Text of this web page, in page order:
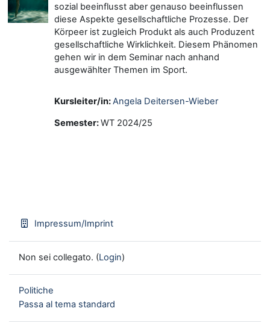
sozial beeinflusst aber genauso beeinflussen
diese Aspekte gesellschaftliche Prozesse. Der
Körpeer ist zugleich Produkt als auch Produzent
gesellschaftliche Wirklichkeit. Diesem Phänomen
gehen wir in dem Seminar nach anhand
ausgewählter Themen im Sport.
Kursleiter/in:Angela Deitersen-Wieber
Semester:WT 2024/25
Impressum/Imprint
Non sei collegato. (Login)
Politiche
Passa al tema standard